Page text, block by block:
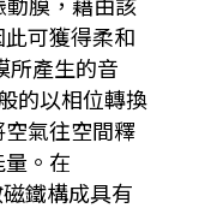
可獲得柔和
所產生的音
的以相位轉換
氣往空間釋
。在
鐵構成具有